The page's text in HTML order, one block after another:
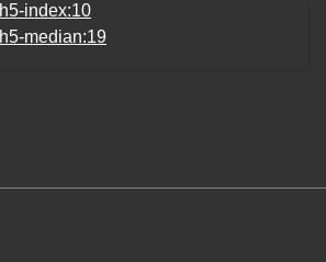
h5-index:10
h5-median:19